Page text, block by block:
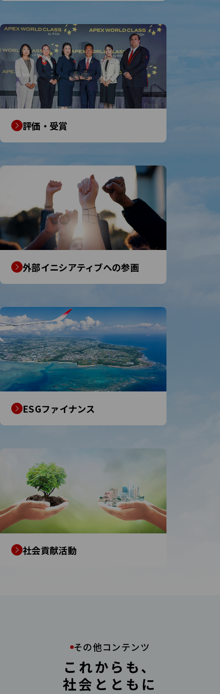
評価・受賞
外部イニシアティブへの参画
ESGファイナンス
社会貢献活動
その他コンテンツ
これからも、
社会とともに